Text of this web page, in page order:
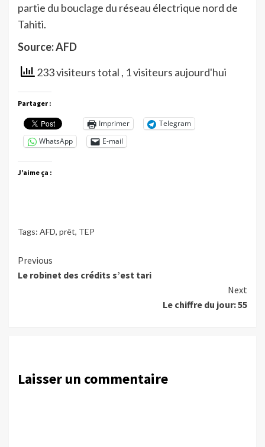
partie du bouclage du réseau électrique nord de
Tahiti.
Source: AFD
233 visiteurs total , 1 visiteurs aujourd'hui
Partager :
Imprimer
Telegram
WhatsApp
E-mail
J’aime ça :
Tags: AFD, prêt, TEP
Continue
Reading
Previous
Le robinet des crédits s’est tari
Next
Le chiffre du jour: 55
Laisser un commentaire